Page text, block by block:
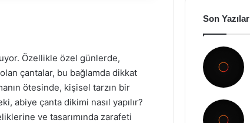
Özellikle özel günlerde,
çantalar, bu bağlamda dikkat
ötesinde, kişisel tarzın bir
abiye çanta dikimi nasıl yapılır?
ve tasarımında zarafeti
Son Yazılar